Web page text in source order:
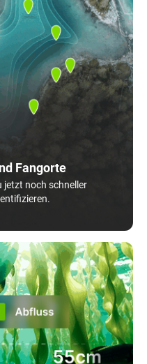
Fangorte
jetzt noch schneller